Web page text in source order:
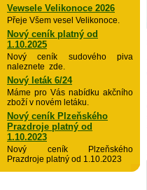
Vewsele Velikonoce 2026
Přeje Všem vesel Velikonoce.
Nový ceník platný od
1.10.2025
Nový ceník sudového piva
naleznete zde.
Nový leták 6/24
Máme pro Vás nabídku akčního
zboží v novém letáku.
Nový ceník Plzeňského
Prazdroje platný od
1.10.2023
Nový ceník Plzeňského
Prazdroje platný od 1.10.2023